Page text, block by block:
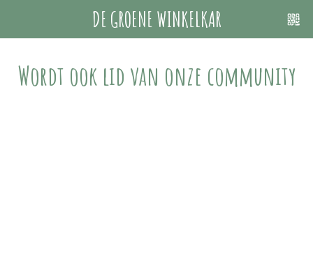
DE GROENE WINKELKAR
Wordt ook lid van onze community